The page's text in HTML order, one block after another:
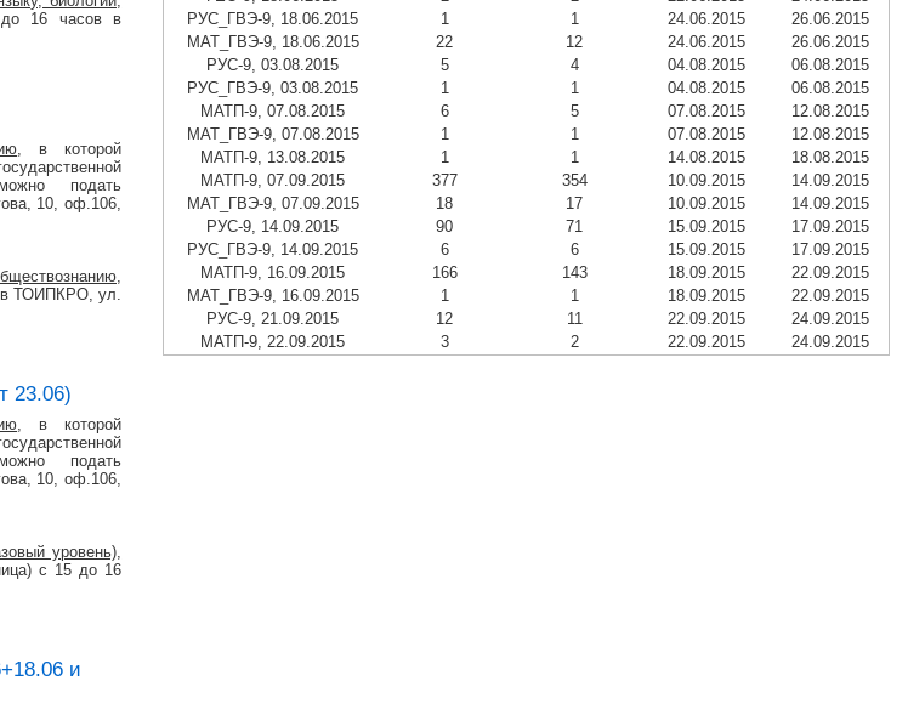
16 часов в
, в которой
подать
10, оф.106,
в ТОИПКРО, ул.
23.06)
, в которой
подать
10, оф.106,
уровень),
с 15 до 16
и
РУС_ГВЭ-9, 18.06.2015
1 1 24.06.2015
26.06.2015
МАТ_ГВЭ-9, 18.06.2015
22 12 24.06.2015
26.06.2015
РУС-9, 03.08.2015
5 4 04.08.2015
06.08.2015
РУС_ГВЭ-9, 03.08.2015
1 1 04.08.2015
06.08.2015
МАТП-9, 07.08.2015
6 5 07.08.2015
12.08.2015
МАТ_ГВЭ-9, 07.08.2015
1 1 07.08.2015
12.08.2015
МАТП-9, 13.08.2015
1 1 14.08.2015
18.08.2015
МАТП-9, 07.09.2015
377 354 10.09.2015
14.09.2015
МАТ_ГВЭ-9, 07.09.2015
18 17 10.09.2015
14.09.2015
РУС-9, 14.09.2015
90 71 15.09.2015
17.09.2015
РУС_ГВЭ-9, 14.09.2015
6 6 15.09.2015
17.09.2015
МАТП-9, 16.09.2015
166 143 18.09.2015
22.09.2015
МАТ_ГВЭ-9, 16.09.2015
1 1 18.09.2015
22.09.2015
РУС-9, 21.09.2015
12 11 22.09.2015
24.09.2015
МАТП-9, 22.09.2015
3 2 22.09.2015 24.09.2015